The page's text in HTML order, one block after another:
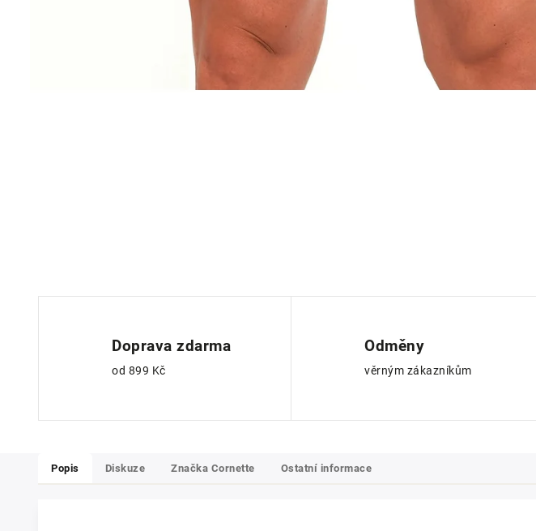
Doprava zdarma
od 899 Kč
Odměny
věrným zákazníkům
Popis Diskuze Značka Cornette Ostatní informace